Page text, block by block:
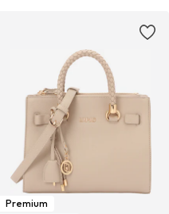
Premium